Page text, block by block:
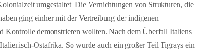
umgestaltet. Die Vernichtungen von Strukturen, die
ging einher mit der Vertreibung der indigenen
Kontrolle demonstrieren wollten. Nach dem Überfall Italiens
Ostafrika. So wurde auch ein großer Teil Tigrays ein